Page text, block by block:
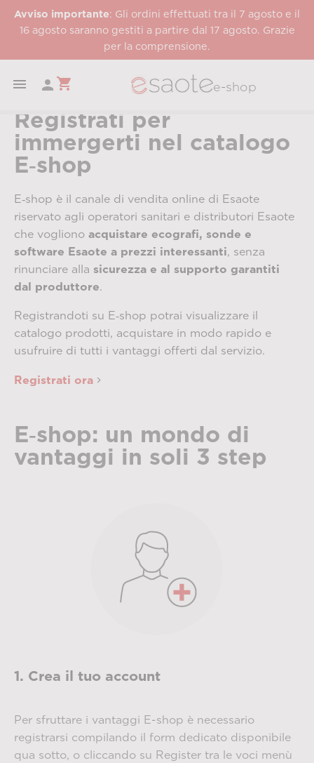
Avviso importante: Gli ordini effettuati tra il 7 agosto e il
16 agosto saranno gestiti a partire dal 17 agosto. Grazie
per la comprensione.
  shopping_cart e-shop
Registrati per
immergerti nel catalogo
E‑shop
E‑shop è il canale di vendita online di Esaote
riservato agli operatori sanitari e distributori Esaote
che vogliono acquistare ecografi, sonde e
software Esaote a prezzi interessanti, senza
rinunciare alla sicurezza e al supporto garantiti
dal produttore.
Registrandoti su E‑shop potrai visualizzare il
catalogo prodotti, acquistare in modo rapido e
usufruire di tutti i vantaggi offerti dal servizio.
Registrati ora
E‑shop: un mondo di
vantaggi in soli 3 step
1. Crea il tuo account
Per sfruttare i vantaggi E-shop è necessario
registrarsi compilando il form dedicato disponibile
qua sotto, o cliccando su Register tra le voci menù